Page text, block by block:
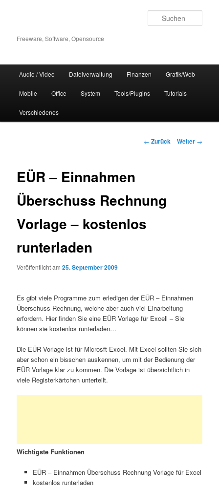
Freeware, Software, Opensource
Audio / Video Dateiverwaltung Finanzen Grafik/Web
Mobile Office System Tools/Plugins Tutorials
Verschiedenes
Beitrags-
← Zurück Weiter →
EÜR – Einnahmen
Überschuss Rechnung
Vorlage – kostenlos
runterladen
Veröffentlicht am25. September 2009
Es gibt viele Programme zum erledigen der EÜR – Einnahmen
Überschuss Rechnung, welche aber auch viel Einarbeitung
erfordern. Hier finden Sie eine EÜR Vorlage für Excell – Sie
können sie kostenlos runterladen…
Die EÜR Vorlage ist für Microsft Excel. Mit Excel sollten Sie sich
aber schon ein bisschen auskennen, um mit der Bedienung der
EÜR Vorlage klar zu kommen. Die Vorlage ist übersichtlich in
viele Registerkärtchen unterteilt.
Wichtigste Funktionen
EÜR – Einnahmen Überschuss Rechnung Vorlage für Excel
kostenlos runterladen